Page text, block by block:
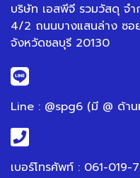
บริษัท เอสพีจี รวมวัสดุ จ
4/2 ถนนบางแสนล่าง ซอ
จังหวัดชลบุรี 20130
Line : @spg6 (มี @ ด้า
เบอร์โทรศัพท์ : 061-019-